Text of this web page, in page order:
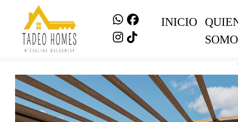
INICIO